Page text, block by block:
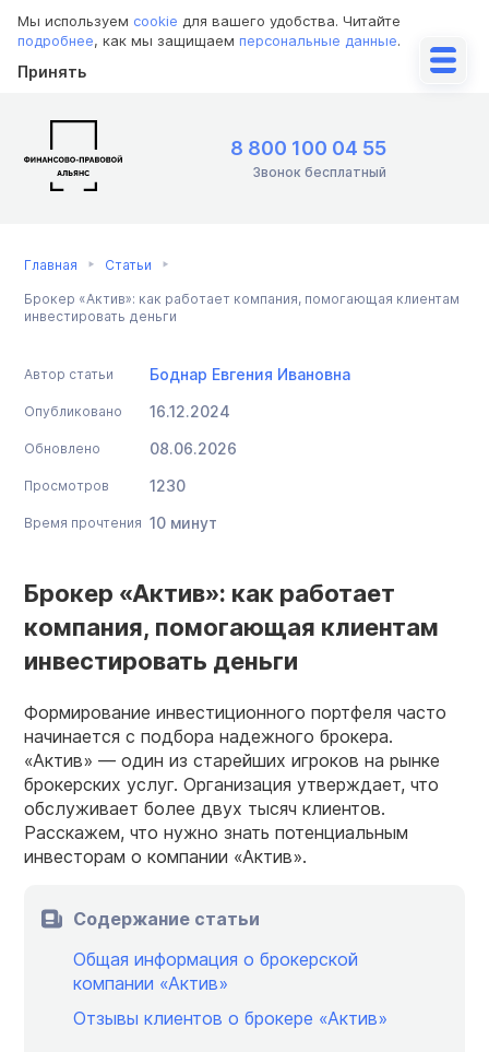
Мы используем cookie для вашего удобства. Читайте
подробнее, как мы защищаем персональные данные.
Принять
8 800 100 04 55
Звонок бесплатный
Главная Статьи
Брокер «Актив»: как работает компания, помогающая клиентам
инвестировать деньги
Автор статьи Боднар Евгения Ивановна
Опубликовано 16.12.2024
Обновлено 08.06.2026
Просмотров 1230
Время прочтения 10 минут
Брокер «Актив»: как работает
компания, помогающая клиентам
инвестировать деньги
Формирование инвестиционного портфеля часто
начинается с подбора надежного брокера.
«Актив» — один из старейших игроков на рынке
брокерских услуг. Организация утверждает, что
обслуживает более двух тысяч клиентов.
Расскажем, что нужно знать потенциальным
инвесторам о компании «Актив».
Содержание статьи
Общая информация о брокерской
компании «Актив»
Отзывы клиентов о брокере «Актив»